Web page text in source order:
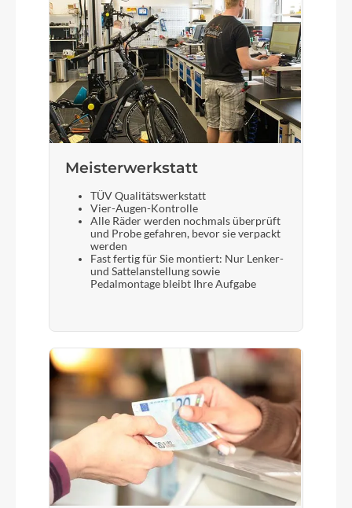
Meisterwerkstatt
TÜV Qualitätswerkstatt
Vier-Augen-Kontrolle
Alle Räder werden nochmals überprüft
und Probe gefahren, bevor sie verpackt
werden
Fast fertig für Sie montiert: Nur Lenker-
und Sattelanstellung sowie
Pedalmontage bleibt Ihre Aufgabe